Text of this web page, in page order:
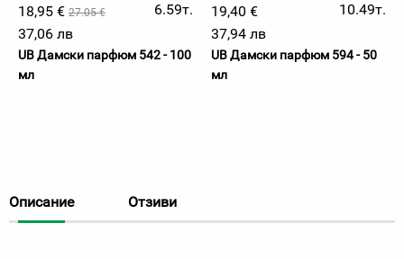
18,95 € 27.05 €
6.59т.
37,06 лв
UB Дамски парфюм 542 - 100
мл
19,40 €
10.49т.
37,94 лв
UB Дамски парфюм 594 - 50
мл
Описание Отзиви